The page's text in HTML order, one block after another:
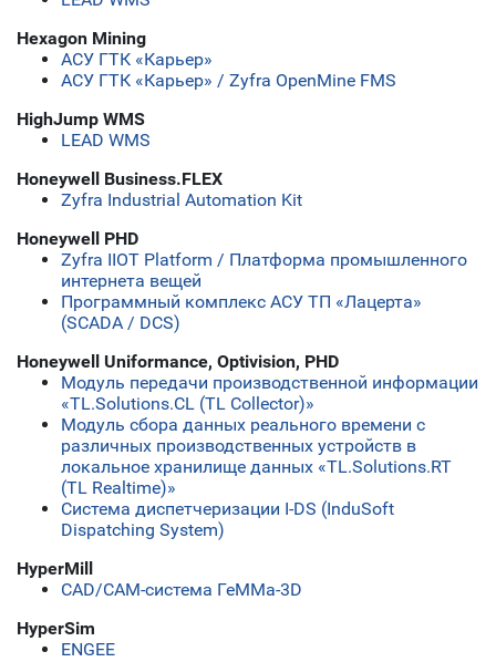
Hexagon Mining
АСУ ГТК «Карьер»
АСУ ГТК «Карьер» / Zyfra OpenMine FMS
HighJump WMS
LEAD WMS
Honeywell Business.FLEX
Zyfra Industrial Automation Kit
Honeywell PHD
Zyfra IIOT Platform / Платформа промышленного
интернета вещей
Программный комплекс АСУ ТП «Лацерта»
(SCADA / DCS)
Honeywell Uniformance, Optivision, PHD
Модуль передачи производственной информации
«TL.Solutions.CL (TL Collector)»
Модуль сбора данных реального времени с
различных производственных устройств в
локальное хранилище данных «TL.Solutions.RT
(TL Realtime)»
Система диспетчеризации I-DS (InduSoft
Dispatching System)
HyperMill
CAD/CAM-система ГеММа-3D
HyperSim
ENGEE